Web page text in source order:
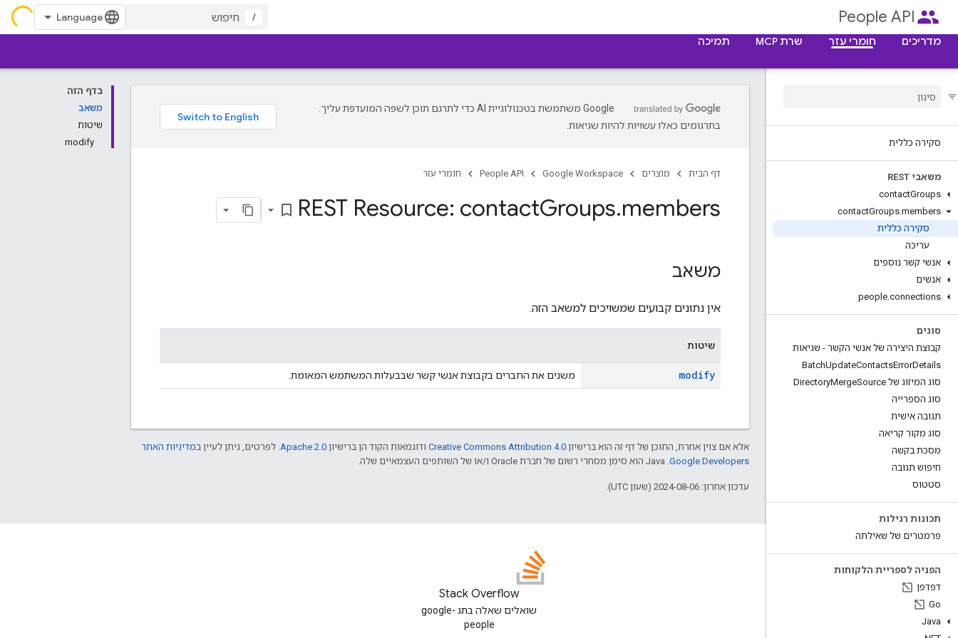
people
People API
/
מדריכים
חומרי עזר שרת MCP תמיכה
סקירה כללית
משאבי REST
contactGroups
contactGroups.members
סקירה כללית
עריכה
אנשי קשר נוספים
אנשים
people.connections
סוגים
קבוצת היצירה של אנשי הקשר - שגיאות
BatchUpdateContactsErrorDetails
סוג המיזוג של Directory
MergeSource
סוג הספרייה
תגובה אישית
סוג מקור קריאה
מסכת בקשה
חיפוש תגובה
סטטוס
תכונות רגילות
פרמטרים של שאילתה
הפניה לספריית הלקוחות
דפדפן
Go
Java
בדף הזה
משאב
שיטות
modify
‫Google משתמשת בטכנולוגיית AI כדי לתרגם תוכן לשפה המועדפת עליך.
בתרגומים כאלו עשויות להיות שגיאות.
דף הבית מוצרים Google Workspace
People API חומרי עזר
REST Resource: contactGroups.members
bookmark_border
משאב
אין נתונים קבועים שמשויכים למשאב הזה.
שיטות
modify משנים את החברים בקבוצת אנשי קשר שבבעלות המשתמש המאומת.
אלא אם צוין אחרת, התוכן של דף זה הוא ברישיון Creative Commons Attribution 4.0 ודוגמאות הקוד הן ברישיון Apache 2.0 . לפרטים, ניתן לעיין במדיניות האתר
Google Developers‏
עדכון אחרון: 2024-08-06 (שעון UTC).
Stack Overflow
שואלים שאלה בתג google-
people